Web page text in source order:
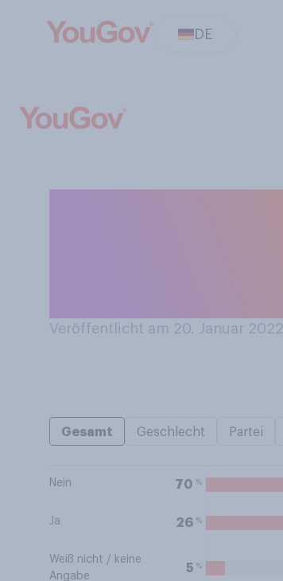
DE
Veröffentlicht am 20. Januar 2022
Gesamt Geschlecht Partei
Nein 70 %
Ja 26 %
Weiß nicht / keine
Angabe
5 %